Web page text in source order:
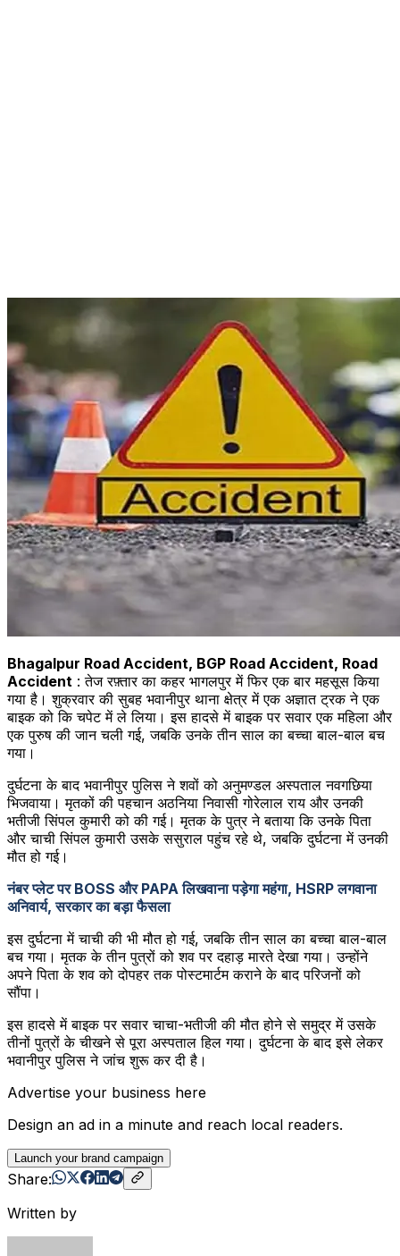
Bhagalpur Road Accident, BGP Road Accident, Road
Accident : तेज रफ़्तार का कहर भागलपुर में फिर एक बार महसूस किया
गया है। शुक्रवार की सुबह भवानीपुर थाना क्षेत्र में एक अज्ञात ट्रक ने एक
बाइक को कि चपेट में ले लिया। इस हादसे में बाइक पर सवार एक महिला और
एक पुरुष की जान चली गई, जबकि उनके तीन साल का बच्चा बाल-बाल बच
गया।
दुर्घटना के बाद भवानीपुर पुलिस ने शवों को अनुमण्डल अस्पताल नवगछिया
भिजवाया। मृतकों की पहचान अठनिया निवासी गोरेलाल राय और उनकी
भतीजी सिंपल कुमारी को की गई। मृतक के पुत्र ने बताया कि उनके पिता
और चाची सिंपल कुमारी उसके ससुराल पहुंच रहे थे, जबकि दुर्घटना में उनकी
मौत हो गई।
नंबर प्लेट पर BOSS और PAPA लिखवाना पड़ेगा महंगा, HSRP लगवाना
अनिवार्य, सरकार का बड़ा फैसला
इस दुर्घटना में चाची की भी मौत हो गई, जबकि तीन साल का बच्चा बाल-बाल
बच गया। मृतक के तीन पुत्रों को शव पर दहाड़ मारते देखा गया। उन्होंने
अपने पिता के शव को दोपहर तक पोस्टमार्टम कराने के बाद परिजनों को
सौंपा।
इस हादसे में बाइक पर सवार चाचा-भतीजी की मौत होने से समुद्र में उसके
तीनों पुत्रों के चीखने से पूरा अस्पताल हिल गया। दुर्घटना के बाद इसे लेकर
भवानीपुर पुलिस ने जांच शुरू कर दी है।
Advertise your business here
Design an ad in a minute and reach local readers.
Launch your brand campaign
Share:
Written by